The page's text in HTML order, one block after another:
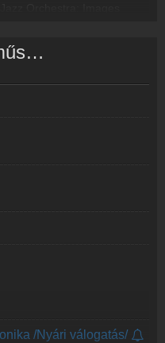
Akinmusire Quartet
Sam Harris (zongora),
(dob)
és a Vinum de Cupa
Csaba (tenorszaxofon),
Szakcsi Rádió műsorai
/Nyári válogatás/